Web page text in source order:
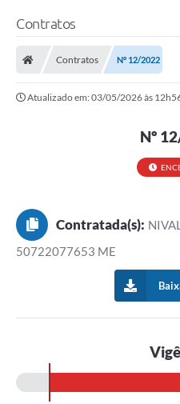
Contratos
Contratos Nº 12/2022
Atualizado em: 03/05/2026 às
Nº
Contratada(s):
50722077653 ME